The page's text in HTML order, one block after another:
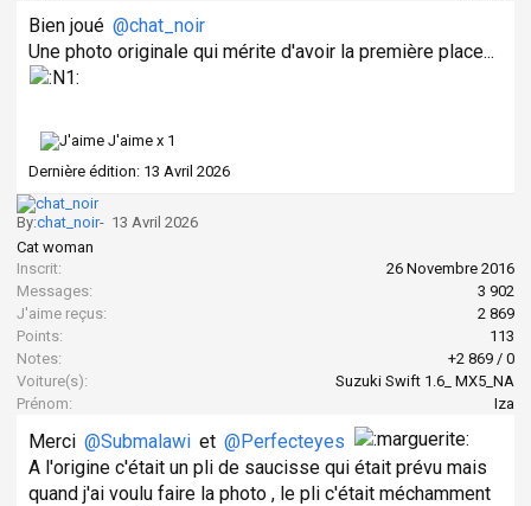
Bien joué @chat_noir
Une photo originale qui mérite d'avoir la première place...
J'aime x 1
Dernière édition: 13 Avril 2026
By:chat_noir- 13 Avril 2026
Cat woman
Inscrit:
26 Novembre 2016
Messages:
3 902
J'aime reçus:
2 869
Points:
113
Notes:
+2 869/ 0
Voiture(s):
Suzuki Swift 1.6_ MX5_NA
Prénom:
Iza
Merci @Submalawi et @Perfecteyes
A l'origine c'était un pli de saucisse qui était prévu mais
quand j'ai voulu faire la photo , le pli c'était méchamment